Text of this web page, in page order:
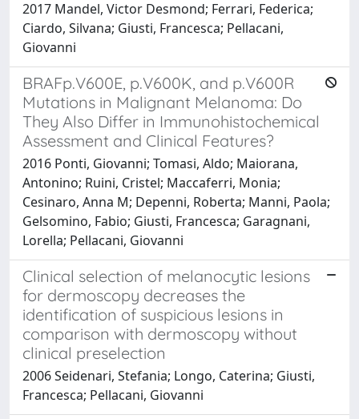
2017 Mandel, Victor Desmond; Ferrari, Federica;
Ciardo, Silvana; Giusti, Francesca; Pellacani,
Giovanni
BRAFp.V600E, p.V600K, and p.V600R
Mutations in Malignant Melanoma: Do
They Also Differ in Immunohistochemical
Assessment and Clinical Features?
2016 Ponti, Giovanni; Tomasi, Aldo; Maiorana,
Antonino; Ruini, Cristel; Maccaferri, Monia;
Cesinaro, Anna M; Depenni, Roberta; Manni, Paola;
Gelsomino, Fabio; Giusti, Francesca; Garagnani,
Lorella; Pellacani, Giovanni
Clinical selection of melanocytic lesions
for dermoscopy decreases the
identification of suspicious lesions in
comparison with dermoscopy without
clinical preselection
2006 Seidenari, Stefania; Longo, Caterina; Giusti,
Francesca; Pellacani, Giovanni